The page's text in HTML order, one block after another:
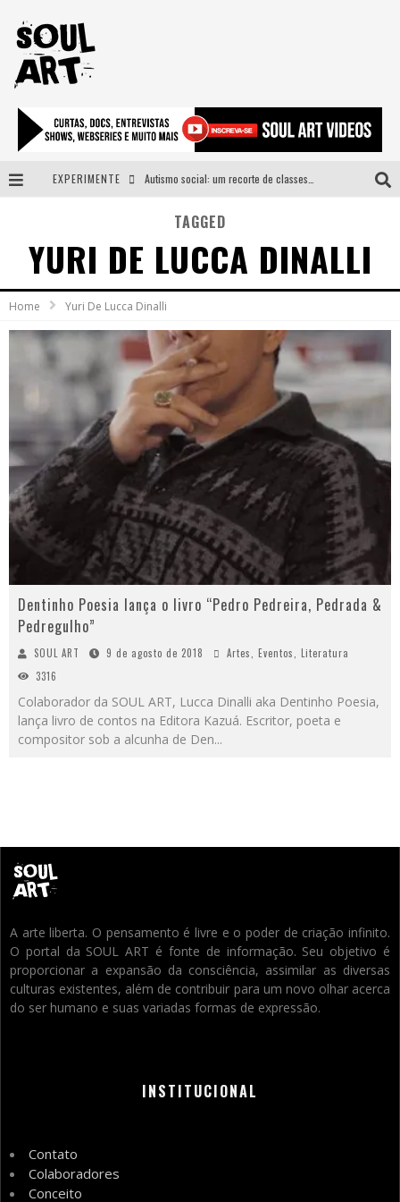
EXPERIMENTE
A subida da rampa é diferente!
Faça o bem! Mas, sem olhar a quem!?
Novo single de Arnaldo Tifu, “De Testa” explora brasilidade em sons, cores e símbolos
TAGGED
YURI DE LUCCA DINALLI
Home Yuri De Lucca Dinalli
Dentinho Poesia lança o livro “Pedro Pedreira, Pedrada &
Pedregulho”
SOUL ART 9 de agosto de 2018 Artes, Eventos, Literatura
3316
Colaborador da SOUL ART, Lucca Dinalli aka Dentinho Poesia,
lança livro de contos na Editora Kazuá. Escritor, poeta e
compositor sob a alcunha de Den...
A arte liberta. O pensamento é livre e o poder de criação infinito.
O portal da SOUL ART é fonte de informação. Seu objetivo é
proporcionar a expansão da consciência, assimilar as diversas
culturas existentes, além de contribuir para um novo olhar acerca
do ser humano e suas variadas formas de expressão.
INSTITUCIONAL
Contato
Colaboradores
Conceito